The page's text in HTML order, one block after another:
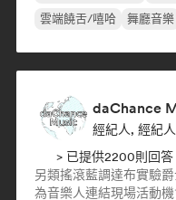
雲端饒舌/嘻哈
舞廳音樂
daChance
經紀人, 經紀
> 已提供2200則回答
另類搖滾藍調達布實驗
為音樂人連結現場活動